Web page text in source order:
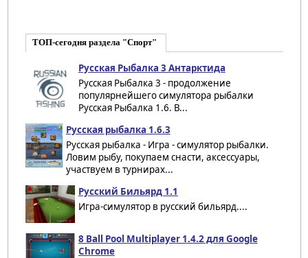
ТОП-сегодня раздела "Спорт"
Русская Рыбалка 3 Антарктида
Русская Рыбалка 3 - продолжение
популярнейшего симулятора рыбалки
Русская Рыбалка 1.6. В...
Русская рыбалка 1.6.3
Русская рыбалка - Игра - симулятор рыбалки.
Ловим рыбу, покупаем снасти, аксессуары,
участвуем в турнирах...
Русский Бильярд 1.1
Игра-симулятор в русский бильярд....
8 Ball Pool Multiplayer 1.4.2 для Google
Chrome